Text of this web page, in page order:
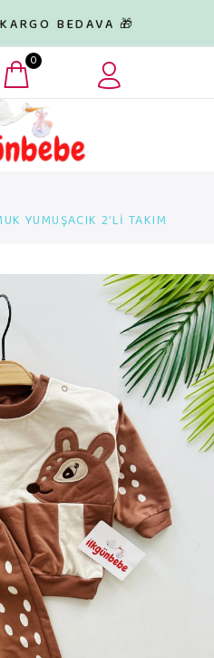
BEDAVA 🎁
0
YUMUŞACIK 2’Lİ TAKIM